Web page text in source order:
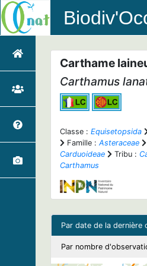
Carthame
Carthamus
Classe : Equisetopsida
Famille : Asteraceae
Carduoideae
Tribu :
Carthamus
Par date de la dernière
Par nombre